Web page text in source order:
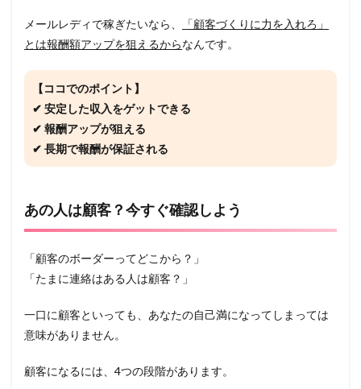
メールレディで稼ぎたいなら、
「顧客づくりに力を入れろ」
とは報酬額アップを狙えるからなんです。
【ココでのポイント】
✔ 安定した収入をゲットできる
✔ 報酬アップが狙える
✔ 長期で報酬が保証される
あの人は顧客？今すぐ確認しよう
「顧客のボーダーってどこから？」
「たまに連絡はある人は顧客？」
一口に顧客といっても、あなたの自己満になってしまっては
意味がありません。
顧客になるには、4つの段階があります。